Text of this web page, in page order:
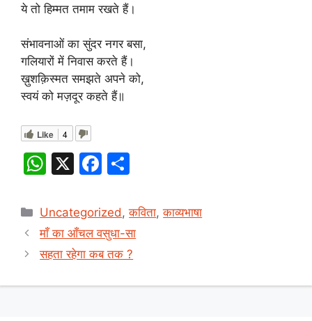
ये तो हिम्मत तमाम रखते हैं।
संभावनाओं का सुंदर नगर बसा,
गलियारों में निवास करते हैं।
ख़ुशक़िस्मत समझते अपने को,
स्वयं को मज़दूर कहते हैं॥
Like 4
W
at
s
A
X
F
c
e
b
ar
e
Categories
Uncategorized ,कविता,काव्यभाषा
माँ का आँचल वसुधा-सा
सहता रहेगा कब तक ?